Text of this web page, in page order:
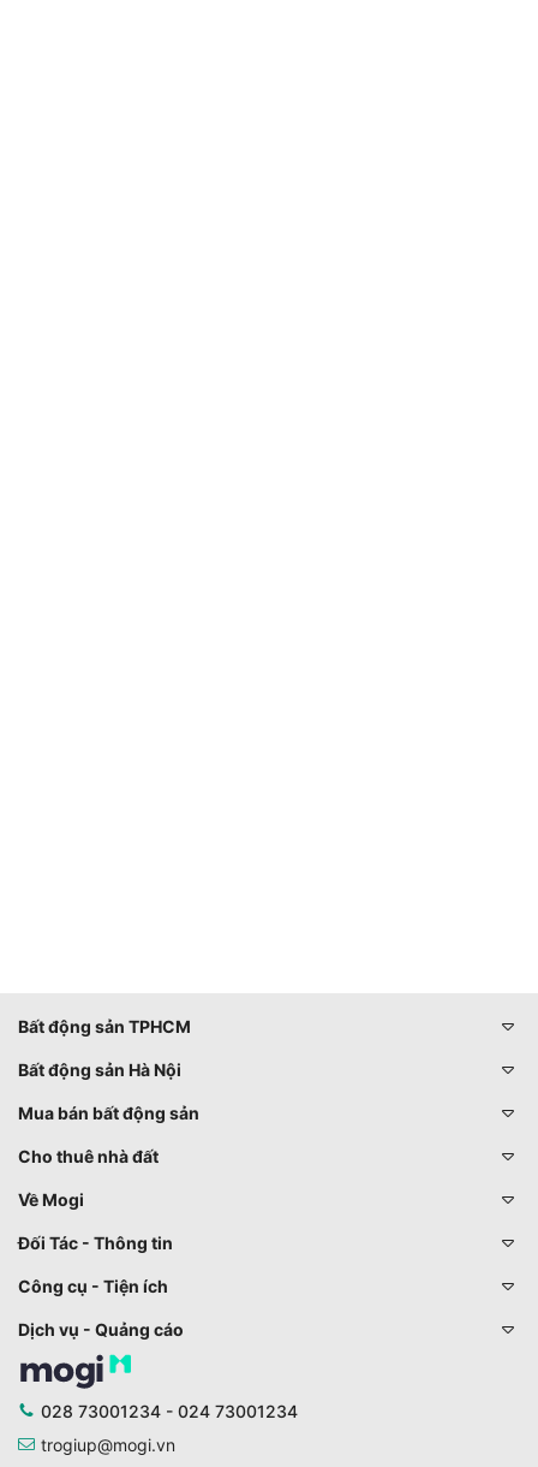
Bất động sản TPHCM
Bất động sản Hà Nội
Mua bán bất động sản
Cho thuê nhà đất
Về Mogi
Đối Tác - Thông tin
Công cụ - Tiện ích
Dịch vụ - Quảng cáo
028 73001234 - 024 73001234
trogiup@mogi.vn